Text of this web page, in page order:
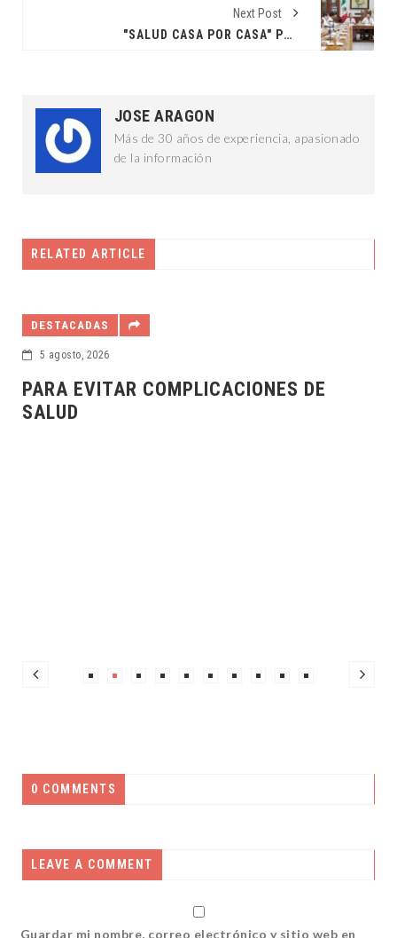
Next Post
"SALUD CASA POR CASA" POR UN SISTEMA MÁS HUMANO
JOSE ARAGON
Más de 30 años de experiencia, apasionado
de la información
RELATED ARTICLE
DESTACADAS
5 agosto, 2026
PARA EVITAR COMPLICACIONES DE
SALUD
0 COMMENTS
LEAVE A COMMENT
Guardar mi nombre, correo electrónico y sitio web en